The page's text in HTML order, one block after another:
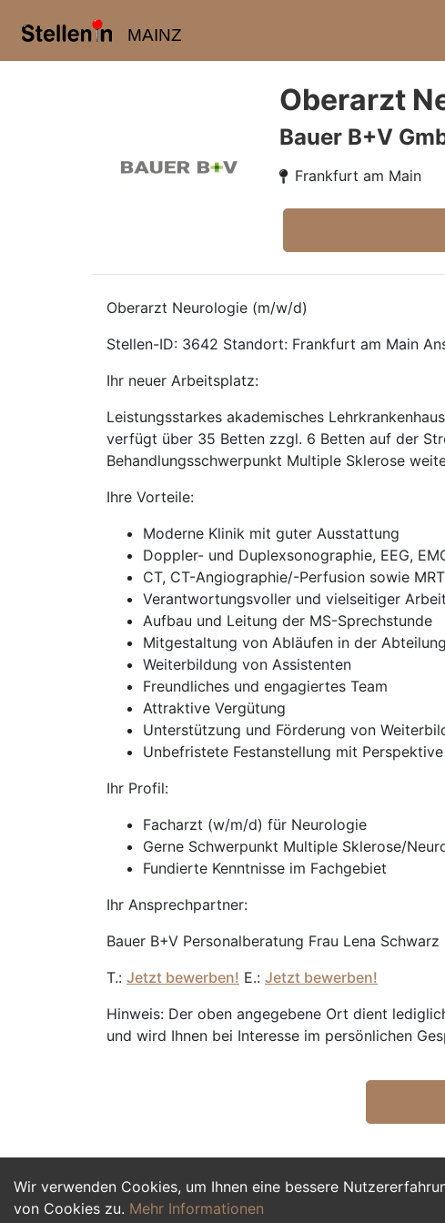
MAINZ
Wir verwenden Cookies, um Ihnen eine bessere
von Cookies zu. Mehr Informationen
Oberarzt
Bauer B+V
Frankfurt am Main
Oberarzt Neurologie (m/w/d)
Stellen-ID: 3642 Standort: Frankfurt am Main
Ihr neuer Arbeitsplatz:
Leistungsstarkes akademisches
verfügt über 35 Betten zzgl. 6 Betten auf der
Behandlungsschwerpunkt Multiple Sklerose
Ihre Vorteile:
Moderne Klinik mit guter Ausstattung
Doppler- und Duplexsonographie, EEG,
CT, CT-Angiographie/-Perfusion sowie MRT
Verantwortungsvoller und vielseitiger
Aufbau und Leitung der MS-Sprechstunde
Mitgestaltung von Abläufen in der Abteilung
Weiterbildung von Assistenten
Freundliches und engagiertes Team
Attraktive Vergütung
Unterstützung und Förderung von
Unbefristete Festanstellung mit Perspektive
Ihr Profil:
Facharzt (w/m/d) für Neurologie
Gerne Schwerpunkt Multiple Sklerose/
Fundierte Kenntnisse im Fachgebiet
Ihr Ansprechpartner:
Bauer B+V Personalberatung Frau Lena
T.: Jetzt bewerben! E.: Jetzt bewerben!
Hinweis: Der oben angegebene Ort dient
und wird Ihnen bei Interesse im persönlichen